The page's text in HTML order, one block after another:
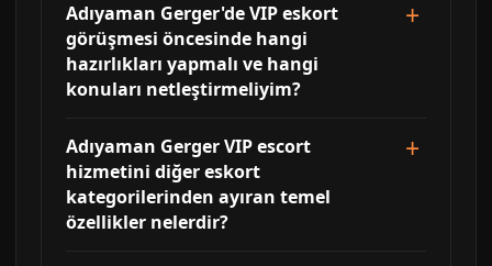
Adıyaman Gerger'de VIP eskort
görüşmesi öncesinde hangi
hazırlıkları yapmalı ve hangi
konuları netleştirmeliyim?
Adıyaman Gerger VIP escort
hizmetini diğer eskort
kategorilerinden ayıran temel
özellikler nelerdir?